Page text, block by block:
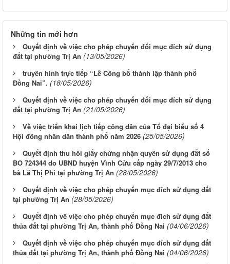
Những tin mới hơn
Quyết định về việc cho phép chuyển đổi mục đích sử dụng
đất tại phường Trị An (13/05/2026)
truyền hình trực tiếp “Lễ Công bố thành lập thành phố
Đồng Nai”. (18/05/2026)
Quyết định về việc cho phép chuyển đổi mục đích sử dụng
đất tại phường Trị An (21/05/2026)
Về việc triển khai lịch tiếp công dân của Tổ đại biểu số 4
Hội đồng nhân dân thành phố năm 2026 (25/05/2026)
Quyết định thu hồi giấy chứng nhận quyền sử dụng đất số
BO 724344 do UBND huyện Vĩnh Cửu cấp ngày 29/7/2013 cho
bà Lã Thị Phi tại phường Trị An (28/05/2026)
Quyết định về việc cho phép chuyển mục đích sử dụng đất
tại phường Trị An (28/05/2026)
Quyết định về việc cho phép chuyển mục đích sử dụng đất
thủa đất tại phường Trị An, thành phố Đồng Nai (04/06/2026)
Quyết định về việc cho phép chuyển mục đích sử dụng đất
thủa đất tại phường Trị An, thành phố Đồng Nai (04/06/2026)